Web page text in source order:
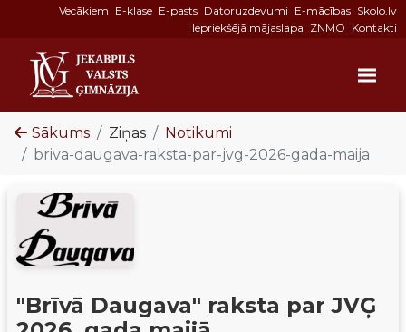
Vecākiem E-klase E-pasts Datoruzdevumi E-mācības Skolo.lv
Iepriekšējā mājaslapa ZNMO Kontakti
Sākums Ziņas
Notikumi
briva-daugava-raksta-par-jvg-2026-gada-maija
"Brīvā Daugava" raksta par JVĢ